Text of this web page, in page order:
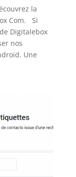
la
Com. Si
Digitalebox
nos
Une